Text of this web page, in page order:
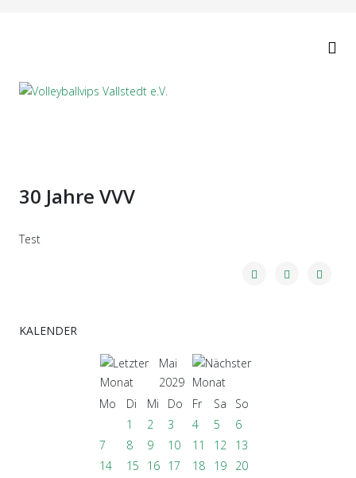
30 Jahre VVV
Test
KALENDER
Mai
2029
Mo
Di Mi Do Fr Sa
So
1
2 3 4 5
6
7
8 9 10 11 12
13
14
15 16 17 18 19
20